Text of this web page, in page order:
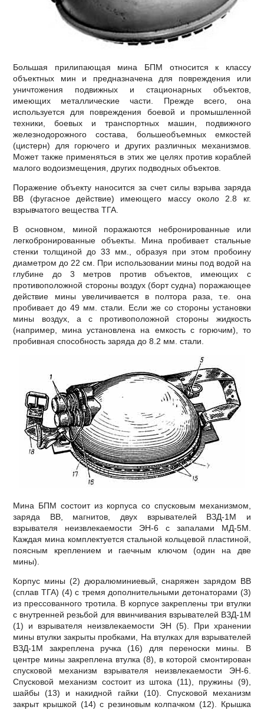
Большая прилипающая мина БПМ относится к классу
объектных мин и предназначена для повреждения или
уничтожения подвижных и стационарных объектов,
имеющих металлические части. Прежде всего, она
используется для повреждения боевой и промышленной
техники, боевых и транспортных машин, подвижного
железнодорожного состава, большеобъемных емкостей
(цистерн) для горючего и других различных механизмов.
Может также применяться в этих же целях против кораблей
малого водоизмещения, других подводных объектов.
Поражение объекту наносится за счет силы взрыва заряда
ВВ (фугасное действие) имеющего массу около 2.8 кг.
взрывчатого вещества ТГА.
В основном, миной поражаются небронированные или
легкобронированные объекты. Мина пробивает стальные
стенки толщиной до 33 мм., образуя при этом пробоину
диаметром до 22 см. При использовании мины под водой на
глубине до 3 метров против объектов, имеющих с
противоположной стороны воздух (борт судна) поражающее
действие мины увеличивается в полтора раза, т.е. она
пробивает до 49 мм. стали. Если же со стороны установки
мины воздух, а с противоположной стороны жидкость
(например, мина установлена на емкость с горючим), то
пробивная способность заряда до 8.2 мм. стали.
Мина БПМ состоит из корпуса со спусковым механизмом,
заряда ВВ, магнитов, двух взрывателей ВЗД-1М и
взрывателя неизвлекаемости ЭН-6 с запалами МД-5М.
Каждая мина комплектуется стальной кольцевой пластиной,
поясным креплением и гаечным ключом (один на две
мины).
Корпус мины (2) дюралюминиевый, снаряжен зарядом ВВ
(сплав ТГА) (4) с тремя дополнительными детонаторами (3)
из прессованного тротила. В корпусе закреплены три втулки
с внутренней резьбой для ввинчивания взрывателей ВЗД-1М
(1) и взрывателя неизвлекаемости ЭН (5). При хранении
мины втулки закрыты пробками, На втулках для взрывателей
ВЗД-1М закреплена ручка (16) для переноски мины. В
центре мины закреплена втулка (8), в которой смонтирован
спусковой механизм взрывателя неизвлекаемости ЭН-6.
Спусковой механизм состоит из штока (11), пружины (9),
шайбы (13) и накидной гайки (10). Спусковой механизм
закрыт крышкой (14) с резиновым колпачком (12). Крышка